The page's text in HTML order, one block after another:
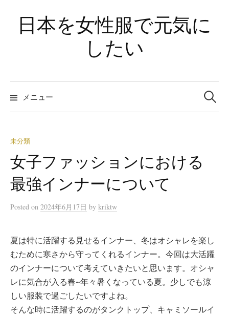
キ
日本を女性服で元気に
したい
メニュー 索
未分類
女子ファッションにおける
最強インナーについて
Posted on 2024年6月17日 by kriktw
夏は特に活躍する見せるインナー、冬はオシャレを楽し
むために寒さから守ってくれるインナー。今回は大活躍
のインナーについて考えていきたいと思います。オシャ
レに気合が入る春~年々暑くなっている夏。少しでも涼
しい服装で過ごしたいですよね。
そんな時に活躍するのがタンクトップ、キャミソールイ